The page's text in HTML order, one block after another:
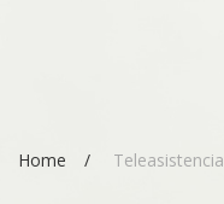
Home Teleasistencia